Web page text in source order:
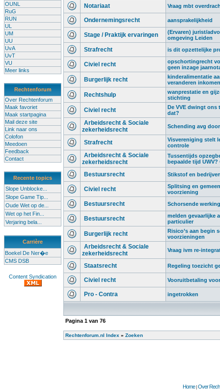
OUNL
RuG
RUN
UL
UM
UU
UvA
UvT
VU
Meer links
Rechtenforum
Over Rechtenforum
Maak favoriet
Maak startpagina
Mail deze site
Link naar ons
Colofon
Meedoen
Feedback
Contact
Recente topics
Slope Unblocke...
Slope Game Tip...
Oude Wet op de...
Wet op het Fin...
Verjaring bela...
Carrière
Boekel De Ner�e
CMS DSB
Content Syndication
Notariaat Vraag mbt
Ondernemingsrecht aansprakelijkheid
Stage / Praktijk ervaringen
(Ervaren) jurist/
omgeving Leiden
Strafrecht is dit opzettelijke
Civiel recht
opschortingrecht
geen inzage
Burgerlijk recht
kinderalimentatie
veranderen inkomen
Rechtshulp
wanprestatie en
stichting
Civiel recht
De VVE dwingt ons
dat?
Arbeidsrecht & Sociale
zekerheidsrecht
Schending avg
Strafrecht
Visvereniging stelt
controle
Arbeidsrecht & Sociale
zekerheidsrecht
Tussentijds
bepaalde tijd UWV?
Bestuursrecht Stikstof en
Civiel recht
Splitsing en
voorziening
Bestuursrecht Schorsende
Bestuursrecht
melden gevaarlijke
particulier
Burgerlijk recht
Risico’s aan begin
voorzieningen
Arbeidsrecht & Sociale
zekerheidsrecht
Vraag ivm re-
Staatsrecht Regeling toezicht
Civiel recht Vooruitbetaling
Pro - Contra ingetrokken
Pagina 1 van 76
Rechtenforum.nl Index » Zoeken
Home|Over